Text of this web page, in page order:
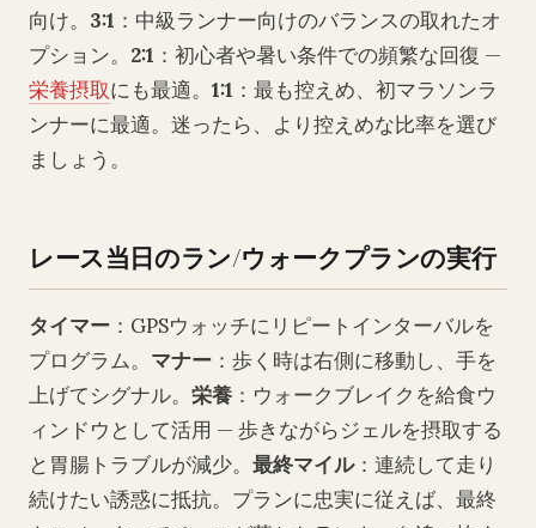
向け。 3:1 ：中級ランナー向けのバランスの取れたオ
プション。 2:1 ：初心者や暑い条件での頻繁な回復 —
栄養摂取にも最適。 1:1 ：最も控えめ、初マラソンラ
ンナーに最適。迷ったら、より控えめな比率を選び
ましょう。
レース当日のラン/ウォークプランの実行
タイマー ：GPSウォッチにリピートインターバルを
プログラム。 マナー ：歩く時は右側に移動し、手を
上げてシグナル。 栄養 ：ウォークブレイクを給食ウ
ィンドウとして活用 — 歩きながらジェルを摂取する
と胃腸トラブルが減少。 最終マイル：連続して走り
続けたい誘惑に抵抗。プランに忠実に従えば、最終